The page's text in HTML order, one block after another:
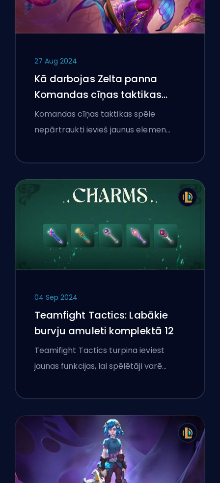
27 Aug 2024
Kā darbojas Zelta panna
Komandas cīņas taktikas
spēlē
Komandas cīņas taktikas spēle
nepārtraukti ievieš jaunus elemen…
04 Sep 2024
Teamfight Tactics: Labākie
burvju amuleti komplektā 12
Teamifight Tactics turpina ieviest
jaunas funkcijas, lai spēlētāji varē…